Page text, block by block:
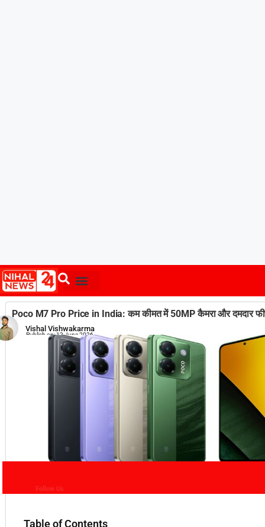
Poco M7 Pro Price in India: कम कीमत में 50MP कैमरा और दमदार
Vishal Vishwakarma
Publish on:12 June 2026
Follow Us
Table of Contents